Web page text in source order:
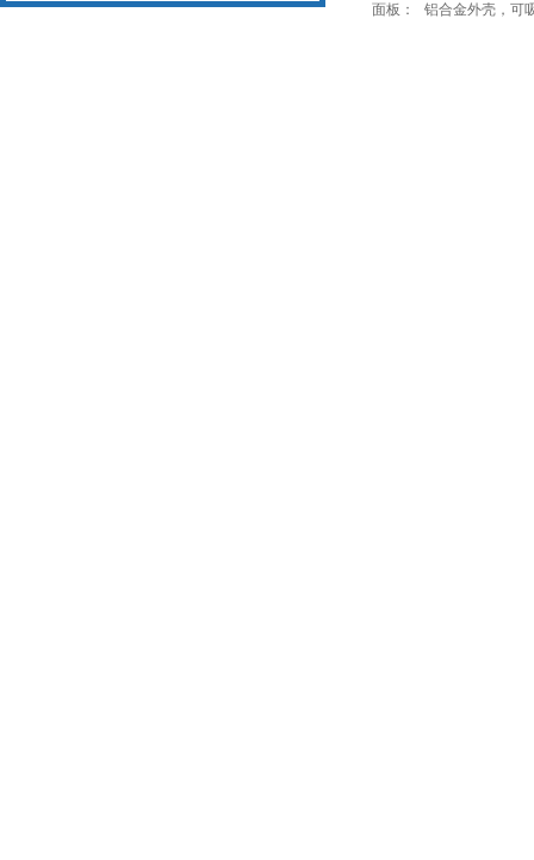
面板： 铝合金外壳，可